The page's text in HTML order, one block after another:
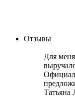
Отзывы
Для
Татьяна